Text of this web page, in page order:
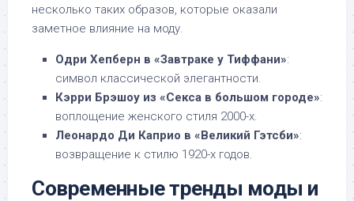
несколько таких образов, которые оказали
заметное влияние на моду.
Одри Хепберн в «Завтраке у Тиффани»:
символ классической элегантности.
Кэрри Брэшоу из «Секса в большом городе»:
воплощение женского стиля 2000-х.
Леонардо Ди Каприо в «Великий Гэтсби»:
возвращение к стилю 1920-х годов.
Современные тренды моды и